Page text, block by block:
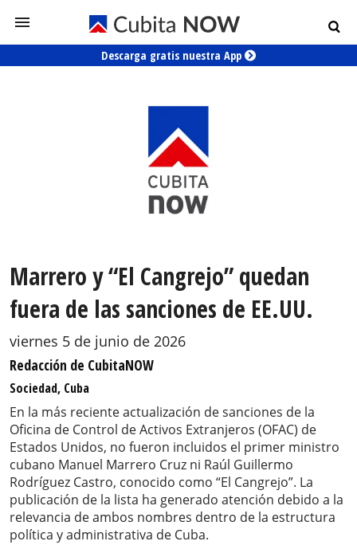
Descarga gratis nuestra App
Marrero y “El Cangrejo” quedan
fuera de las sanciones de EE.UU.
viernes 5 de junio de 2026
Redacción de CubitaNOW
Sociedad, Cuba
En la más reciente actualización de sanciones de la
Oficina de Control de Activos Extranjeros (OFAC) de
Estados Unidos, no fueron incluidos el primer ministro
cubano Manuel Marrero Cruz ni Raúl Guillermo
Rodríguez Castro, conocido como “El Cangrejo”. La
publicación de la lista ha generado atención debido a la
relevancia de ambos nombres dentro de la estructura
política y administrativa de Cuba.